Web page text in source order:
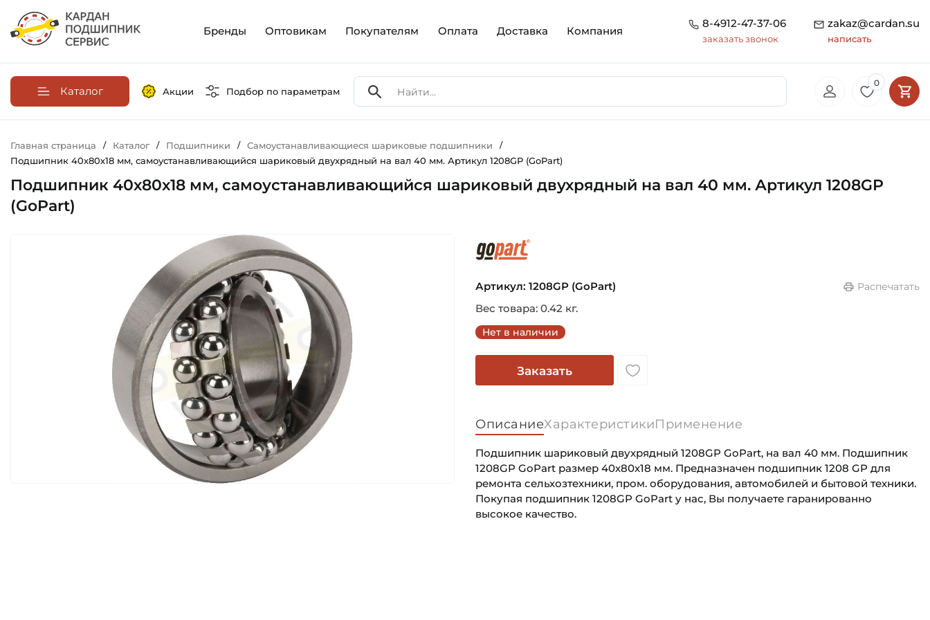
Бренды Оптовикам Покупателям Оплата Доставка Компания
8-4912-47-37-06
заказать звонок
zakaz@cardan.su
написать
Каталог Акции Подбор по параметрам
0
Главная страница / Каталог / Подшипники / Самоустанавливающиеся шариковые подшипники /
Подшипник 40х80х18 мм, самоустанавливающийся шариковый двухрядный на вал 40 мм. Артикул 1208GP (GoPart)
Подшипник 40х80х18 мм, самоустанавливающийся шариковый двухрядный на вал 40 мм. Артикул 1208GP
(GoPart)
Артикул: 1208GP (GoPart)
Распечатать
Вес товара: 0.42 кг.
Нет в наличии
Заказать
ОписаниеХарактеристикиПрименение
Подшипник шариковый двухрядный 1208GP GoPart, на вал 40 мм. Подшипник
1208GP GoPart размер 40х80х18 мм. Предназначен подшипник 1208 GP для
ремонта сельхозтехники, пром. оборудования, автомобилей и бытовой техники.
Покупая подшипник 1208GP GoPart у нас, Вы получаете гаранированно
высокое качество.